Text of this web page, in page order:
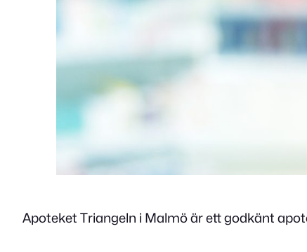
Apoteket Triangeln i Malmö är ett godkänt